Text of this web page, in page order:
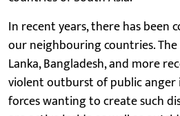
In recent years, there has been
our neighbouring countries.
Lanka, Bangladesh, and more
violent outburst of public anger
forces wanting to create such